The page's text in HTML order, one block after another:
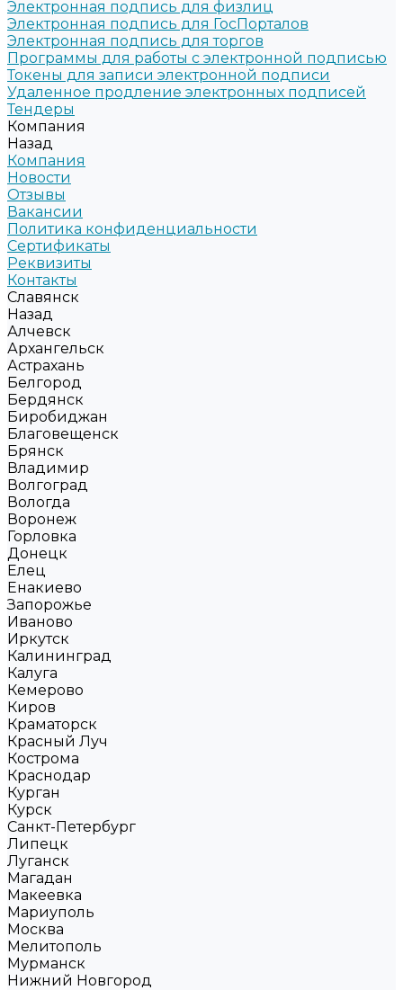
Электронная подпись для физлиц
Электронная подпись для ГосПорталов
Электронная подпись для торгов
Программы для работы с электронной подписью
Токены для записи электронной подписи
Удаленное продление электронных подписей
Тендеры
Компания
Назад
Компания
Новости
Отзывы
Вакансии
Политика конфиденциальности
Сертификаты
Реквизиты
Контакты
Славянск
Назад
Алчевск
Архангельск
Астрахань
Белгород
Бердянск
Биробиджан
Благовещенск
Брянск
Владимир
Волгоград
Вологда
Воронеж
Горловка
Донецк
Елец
Енакиево
Запорожье
Иваново
Иркутск
Калининград
Калуга
Кемерово
Киров
Краматорск
Красный Луч
Кострома
Краснодар
Курган
Курск
Санкт-Петербург
Липецк
Луганск
Магадан
Макеевка
Мариуполь
Москва
Мелитополь
Мурманск
Нижний Новгород